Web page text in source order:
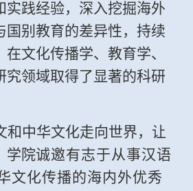
实践经验，深入挖掘海外
国别教育的差异性，持续
文化传播学、教育学、
究领域取得了显著的科研
和中华文化走向世界，让
学院诚邀有志于从事汉语
文化传播的海内外优秀